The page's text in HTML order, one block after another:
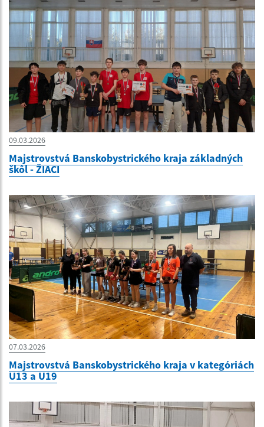
09.03.2026
Majstrovstvá Banskobystrického kraja základných
škôl - ŽIACI
07.03.2026
Majstrovstvá Banskobystrického kraja v kategóriách
U13 a U19